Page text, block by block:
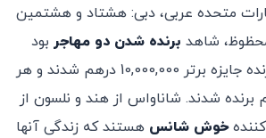
، امارات متحده عربی، دبی: هشتاد و هشتمین
شاهد برنده شدن دو مهاجر بود
که به طور مشترک برنده جایزه برتر 10,000,000 درهم شدند و هر
درهم برنده شدند. شاناواس از هند و نلسون از
خوش شانس هستند که زندگی آنها